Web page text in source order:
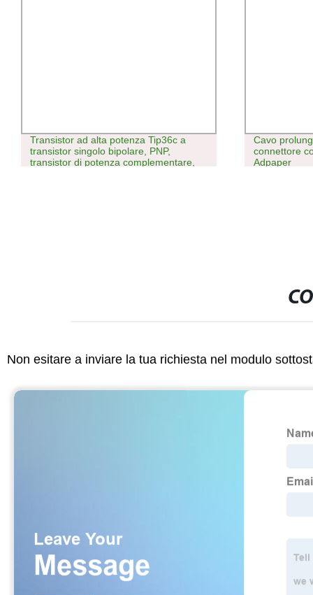
Transistor ad alta potenza Tip36c a
transistor singolo bipolare, PNP,
transistor di potenza complementare,
Cavo
connettore
Adpaper
Non esitare a inviare la tua richiesta nel modulo